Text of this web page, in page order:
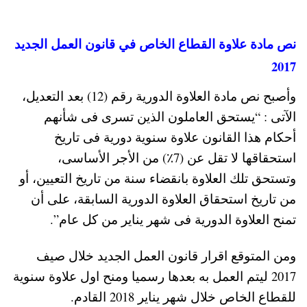
نص مادة علاوة القطاع الخاص في قانون العمل الجديد
2017
وأصبح نص مادة العلاوة الدورية رقم (12) بعد التعديل،
الآتى : “يستحق العاملون الذين تسرى فى شأنهم
أحكام هذا القانون علاوة سنوية دورية فى تاريخ
استحقاقها لا تقل عن (7٪) من الأجر الأساسى،
وتستحق تلك العلاوة بانقضاء سنة من تاريخ التعيين، أو
من تاريخ استحقاق العلاوة الدورية السابقة، على أن
تمنح العلاوة الدورية فى شهر يناير من كل عام”.
ومن المتوقع اقرار قانون العمل الجديد خلال صيف
2017 ليتم العمل به بعدها رسميا ومنح اول علاوة سنوية
للقطاع الخاص خلال شهر يناير 2018 القادم.